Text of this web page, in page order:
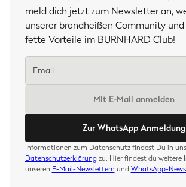
meld dich jetzt zum Newsletter an,
unserer brandheißen Community
fette Vorteile im BURNHARD Club!
Mit E-Mail anmelden
Zur WhatsApp Anmeldung
Informationen zum Datenschutz findest Du in
Datenschutzerklärung zu. Hier findest du weitere
unseren E-Mail-Newslettern und WhatsApp-